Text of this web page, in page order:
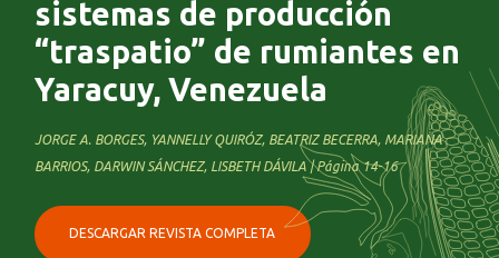
sistemas de producción
“traspatio” de rumiantes en
Yaracuy, Venezuela
JORGE A. BORGES, YANNELLY QUIRÓZ, BEATRIZ BECERRA, MARIANA
BARRIOS, DARWIN SÁNCHEZ, LISBETH DÁVILA | Página 14-16
DESCARGAR REVISTA COMPLETA